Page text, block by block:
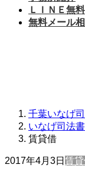
ＬＩＮＥ無
無料メール
千葉いなげ
いなげ司法
賃貸借
2017年4月3日 賃